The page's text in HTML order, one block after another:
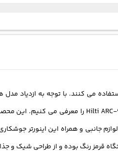
می کنند. با توجه به ازدیاد مدل
رنگ بوده و از طراحی شیک و